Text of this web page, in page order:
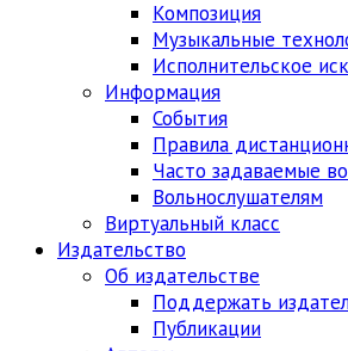
Композиция
Музыкальные
Исполнительское
Информация
События
Правила
Часто задаваемые
Вольнослушателям
Виртуальный класс
Издательство
Об издательстве
Поддержать
Публикации